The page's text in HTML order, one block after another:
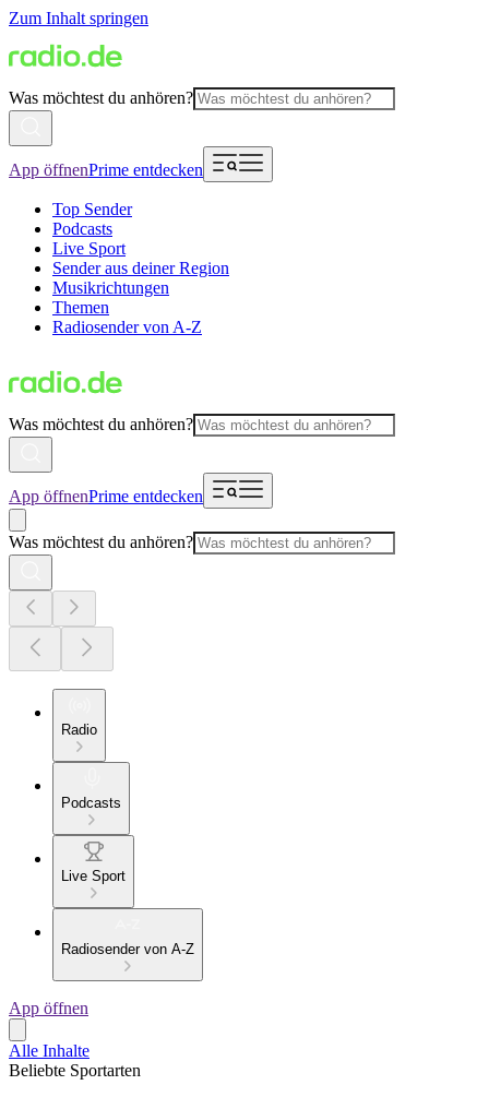
Zum Inhalt springen
Was möchtest du anhören?
App öffnenPrime entdecken
Top Sender
Podcasts
Live Sport
Sender aus deiner Region
Musikrichtungen
Themen
Radiosender von A-Z
Was möchtest du anhören?
App öffnenPrime entdecken
Was möchtest du anhören?
Radio
Podcasts
Live Sport
Radiosender von A-Z
App öffnen
Alle Inhalte
Beliebte Sportarten